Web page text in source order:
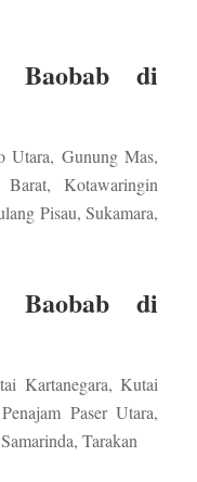
Baobab di
Utara, Gunung Mas,
Kotawaringin
Pisau, Sukamara,
Baobab di
Kartanegara, Kutai
Paser Utara,
Tarakan